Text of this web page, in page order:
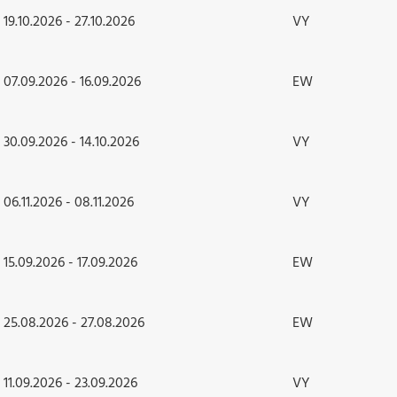
19.10.2026 - 27.10.2026 VY
07.09.2026 - 16.09.2026 EW
30.09.2026 - 14.10.2026 VY
06.11.2026 - 08.11.2026 VY
15.09.2026 - 17.09.2026 EW
25.08.2026 - 27.08.2026 EW
11.09.2026 - 23.09.2026 VY